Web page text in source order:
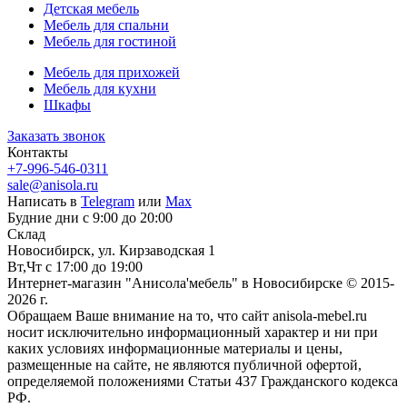
Детская мебель
Мебель для спальни
Мебель для гостиной
Мебель для прихожей
Мебель для кухни
Шкафы
Заказать звонок
Контакты
+7-996-546-0311
sale@anisola.ru
Написать в Telegram или Max
Будние дни с 9:00 до 20:00
Склад
Новосибирск, ул. Кирзаводская 1
Вт,Чт с 17:00 до 19:00
Интернет-магазин "Анисола'мебель" в Новосибирске © 2015-
2026 г.
Обращаем Ваше внимание на то, что сайт anisola-mebel.ru
носит исключительно информационный характер и ни при
каких условиях информационные материалы и цены,
размещенные на сайте, не являются публичной офертой,
определяемой положениями Статьи 437 Гражданского кодекса
РФ.